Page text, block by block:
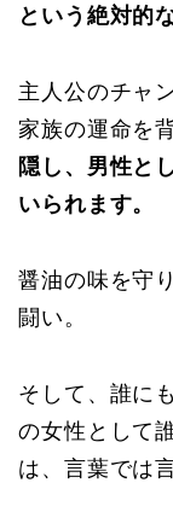
という絶対的
主人公のチャ
家族の運命を
隠し、男性と
いられます。
醤油の味を守
闘い。
そして、誰に
の女性として
は、言葉では